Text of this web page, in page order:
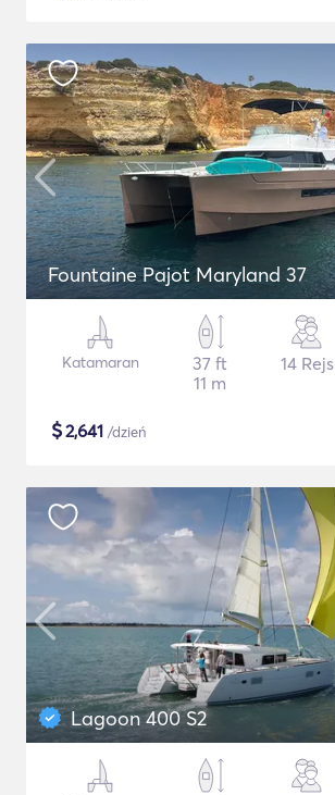
Fountaine Pajot Maryland 37
Katamaran
37 ft
11 m
14 Rejs
$2,641 /dzień
Lagoon 400 S2